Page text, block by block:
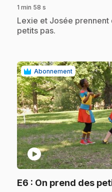
1 min 58 s
.Lexie et Josée prennent
petits pas.
Abonnement
play_circle
E6 : On prend des